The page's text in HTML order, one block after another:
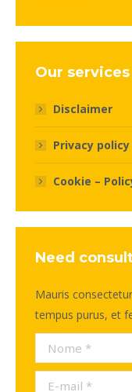
Our services
Disclaimer
Privacy policy
Cookie –
Need
Mauris
tempus purus, et
Nome *
E-mail *